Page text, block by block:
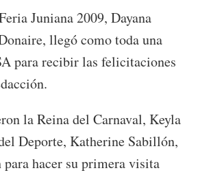
Juniana 2009, Dayana
llegó como toda una
para recibir las felicitaciones
la Reina del Carnaval, Keyla
Deporte, Katherine Sabillón,
para hacer su primera visita